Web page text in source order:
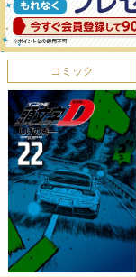
コミック